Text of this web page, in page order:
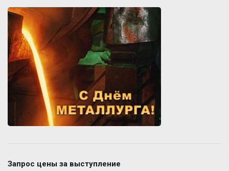
Запрос цены за выступление